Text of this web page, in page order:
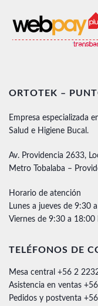
ORTOTEK –
Empresa especializada
Salud e Higiene Bucal.
Av. Providencia 2633,
Metro Tobalaba –
Horario de atención
Lunes a jueves de 9:30
Viernes de 9:30 a 18:00
TELÉFONOS DE
Mesa central +56 2
Asistencia en ventas
Pedidos y postventa